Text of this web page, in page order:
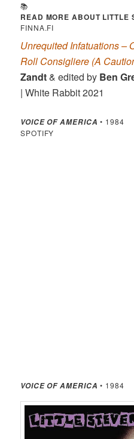
📚
READ MORE ABOUT LITTLE
FINNA.FI
Unrequited Infatuations –
Roll Consigliere (A
Zandt& edited by Ben
| White Rabbit 2021
VOICE OF AMERICA • 1984
SPOTIFY
VOICE OF AMERICA • 1984